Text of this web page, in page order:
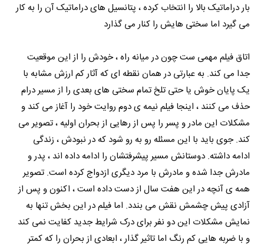
بار دراماتیک بالا را انتخاب کرده ، پتانسیل های دراماتیک آن را به کار
می گیرد اما سختی هایش را کنار می گذارد
اتاق فیلم مهمی ست چون در میانه راه ، خودش را از این موقعیت
جدا می کند. به عبارتی در همان نقطه ای که آثار کم ارزش مشابه با
یک پایان خوش یا حتی تلخ تمام سختی های بعدی را از مسیر درام
حذف می کنند ، اینجا فیلم نیمه ی دوم روایت خود را آغاز می کند و
مشکلات این مادر و پسر را پس از رهایی از بحران اولیه ، تصویر می
کند. جوی باید با این مسئله رو به رو شود که در نبودش ، زندگی
ادامه داشته. دوستانش مسیر پیشرفتشان را ادامه داده اند ، پدر و
مادرش جدا شده و مادرش با مرد دیگری ازدواج کرده است. تصویر
همه ی آنچه در این هفت سال از دست داده است ، اکنون و پس از
آزادی پیش چشمش نقش می بندد. اما فیلم در این بخش تنها به
نمایش مشکلات این دو نفر برای درک شرایط جدید کفایت نمی کند
و با ضربه هایی کم رنگ اما تاثیر گذار ، ابعادی از بحران را که کمتر